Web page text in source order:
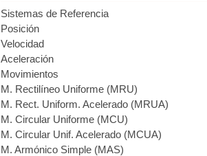
Sistemas de Referencia
Posición
Velocidad
Aceleración
Movimientos
M. Rectilíneo Uniforme (MRU)
M. Rect. Uniform. Acelerado (MRUA)
M. Circular Uniforme (MCU)
M. Circular Unif. Acelerado (MCUA)
M. Armónico Simple (MAS)